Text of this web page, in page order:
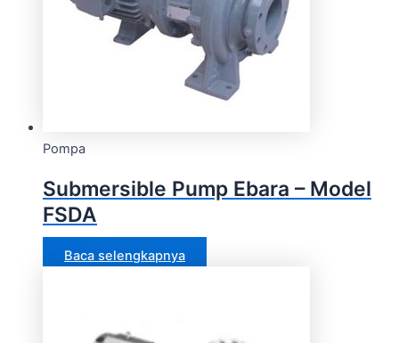
Pompa
Submersible Pump Ebara – Model
FSDA
Baca selengkapnya